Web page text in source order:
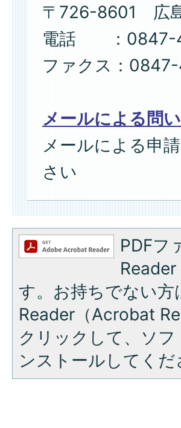
〒726-8601 広
電話 ：0847-
ファクス：
メールによる問
メールによる申
さい
PDFフ
す。お持ちでない
Reader（Acrobat
クリックして、ソ
ンストールしてくだ